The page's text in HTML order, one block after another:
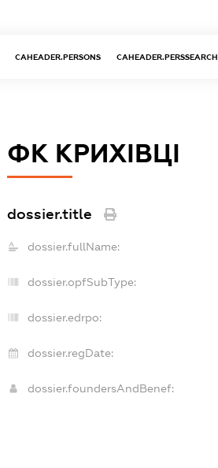
CAHEADER.PERSONS CAHEADER.PERSSEARCH
ФК КРИХІВЦІ
dossier.title
dossier.fullName:
dossier.opfSubType:
dossier.edrpo:
dossier.regDate:
dossier.foundersAndBenef: